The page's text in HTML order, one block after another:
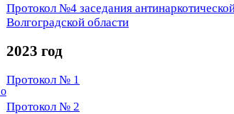
Протокол №4 заседания
Волгоградской области
2023 год
Протокол № 1
Протокол № 2